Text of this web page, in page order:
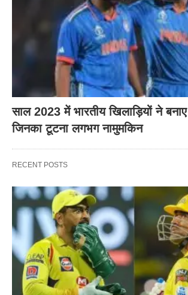
साल 2023 में भारतीय खिलाड़ियों ने
जिनका टूटना लगभग नामुमकिन
RECENT POSTS